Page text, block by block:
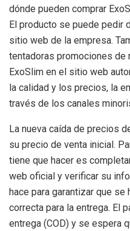
dónde pueden comprar
El producto se puede pedir
sitio web de la empresa.
tentadoras promociones de
ExoSlim en el sitio web
la calidad y los precios, la
través de los canales
La nueva caída de precios
su precio de venta inicial.
tiene que hacer es
web oficial y verificar su
hace para garantizar que
correcta para la entrega. El
entrega (COD) y se espera